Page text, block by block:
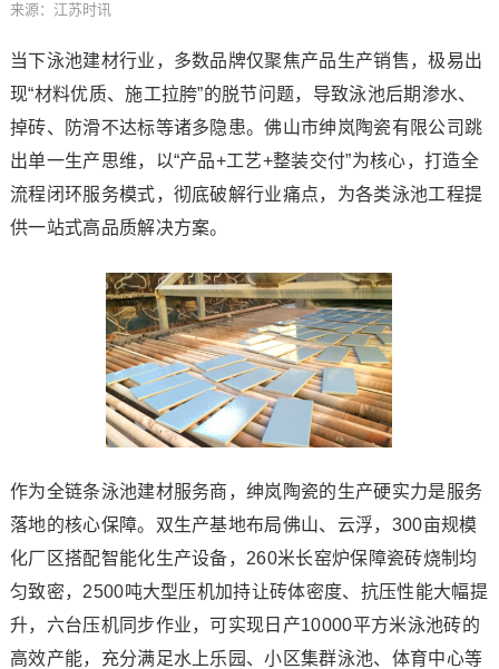
来源：江苏时讯
当下泳池建材行业，多数品牌仅聚焦产品生产销售，极易出
现“材料优质、施工拉胯”的脱节问题，导致泳池后期渗水、
掉砖、防滑不达标等诸多隐患。佛山市绅岚陶瓷有限公司跳
出单一生产思维，以“产品+工艺+整装交付”为核心，打造全
流程闭环服务模式，彻底破解行业痛点，为各类泳池工程提
供一站式高品质解决方案。
作为全链条泳池建材服务商，绅岚陶瓷的生产硬实力是服务
落地的核心保障。双生产基地布局佛山、云浮，300亩规模
化厂区搭配智能化生产设备，260米长窑炉保障瓷砖烧制均
匀致密，2500吨大型压机加持让砖体密度、抗压性能大幅提
升，六台压机同步作业，可实现日产10000平方米泳池砖的
高效产能，充分满足水上乐园、小区集群泳池、体育中心等